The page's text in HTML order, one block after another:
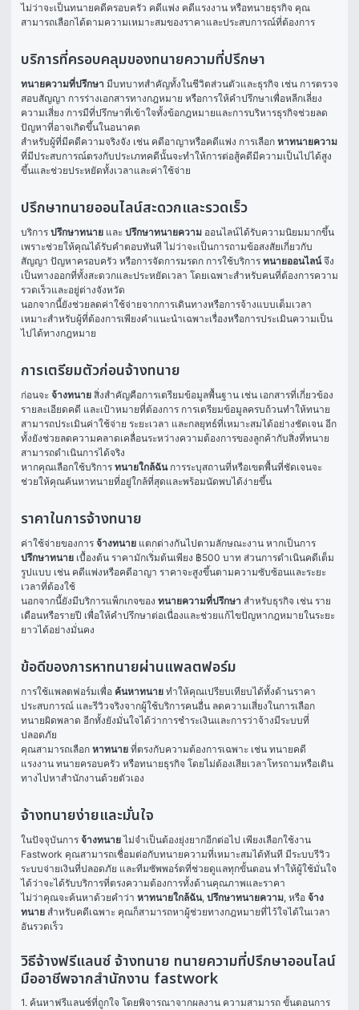
ไม่ว่าจะเป็นทนายคดีครอบครัว คดีแพ่ง คดีแรงงาน หรือทนายธุรกิจ คุณ
สามารถเลือกได้ตามความเหมาะสมของราคาและประสบการณ์ที่ต้องการ
บริการที่ครอบคลุมของทนายความที่ปรึกษา
ทนายความที่ปรึกษา มีบทบาทสำคัญทั้งในชีวิตส่วนตัวและธุรกิจ เช่น การตรวจ
สอบสัญญา การร่างเอกสารทางกฎหมาย หรือการให้คำปรึกษาเพื่อหลีกเลี่ยง
ความเสี่ยง การมีที่ปรึกษาที่เข้าใจทั้งข้อกฎหมายและการบริหารธุรกิจช่วยลด
ปัญหาที่อาจเกิดขึ้นในอนาคต
สำหรับผู้ที่มีคดีความจริงจัง เช่น คดีอาญาหรือคดีแพ่ง การเลือก หาทนายความ
ที่มีประสบการณ์ตรงกับประเภทคดีนั้นจะทำให้การต่อสู้คดีมีความเป็นไปได้สูง
ขึ้นและช่วยประหยัดทั้งเวลาและค่าใช้จ่าย
ปรึกษาทนายออนไลน์สะดวกและรวดเร็ว
บริการ ปรึกษาทนาย และ ปรึกษาทนายความ ออนไลน์ได้รับความนิยมมากขึ้น
เพราะช่วยให้คุณได้รับคำตอบทันที ไม่ว่าจะเป็นการถามข้อสงสัยเกี่ยวกับ
สัญญา ปัญหาครอบครัว หรือการจัดการมรดก การใช้บริการ ทนายออนไลน์ จึง
เป็นทางออกที่ทั้งสะดวกและประหยัดเวลา โดยเฉพาะสำหรับคนที่ต้องการความ
รวดเร็วและอยู่ต่างจังหวัด
นอกจากนี้ยังช่วยลดค่าใช้จ่ายจากการเดินทางหรือการจ้างแบบเต็มเวลา
เหมาะสำหรับผู้ที่ต้องการเพียงคำแนะนำเฉพาะเรื่องหรือการประเมินความเป็น
ไปได้ทางกฎหมาย
การเตรียมตัวก่อนจ้างทนาย
ก่อนจะ จ้างทนาย สิ่งสำคัญคือการเตรียมข้อมูลพื้นฐาน เช่น เอกสารที่เกี่ยวข้อง
รายละเอียดคดี และเป้าหมายที่ต้องการ การเตรียมข้อมูลครบถ้วนทำให้ทนาย
สามารถประเมินค่าใช้จ่าย ระยะเวลา และกลยุทธ์ที่เหมาะสมได้อย่างชัดเจน อีก
ทั้งยังช่วยลดความคลาดเคลื่อนระหว่างความต้องการของลูกค้ากับสิ่งที่ทนาย
สามารถดำเนินการได้จริง
หากคุณเลือกใช้บริการ ทนายใกล้ฉัน การระบุสถานที่หรือเขตพื้นที่ชัดเจนจะ
ช่วยให้คุณค้นหาทนายที่อยู่ใกล้ที่สุดและพร้อมนัดพบได้ง่ายขึ้น
ราคาในการจ้างทนาย
ค่าใช้จ่ายของการ จ้างทนาย
ปรึกษาทนาย เบื้องต้น ราคามักเริ่มต้นเพียง ฿500 บาท ส่วนการดำเนินคดีเต็ม
รูปแบบ เช่น คดีแพ่งหรือคดีอาญา ราคาจะสูงขึ้นตามความซับซ้อนและระยะ
เวลาที่ต้องใช้
นอกจากนี้ยังมีบริการแพ็กเกจของ ทนายความที่ปรึกษา สำหรับธุรกิจ เช่น ราย
เดือนหรือรายปี เพื่อให้คำปรึกษาต่อเนื่องและช่วยแก้ไขปัญหากฎหมายในระยะ
ยาวได้อย่างมั่นคง
ข้อดีของการหาทนายผ่านแพลตฟอร์ม
การใช้แพลตฟอร์มเพื่อ ค้นหาทนาย ทำให้คุณเปรียบเทียบได้ทั้งด้านราคา
ประสบการณ์ และรีวิวจริงจากผู้ใช้บริการคนอื่น ลดความเสี่ยงในการเลือก
ทนายผิดพลาด อีกทั้งยังมั่นใจได้ว่าการชำระเงินและการว่าจ้างมีระบบที่
ปลอดภัย
คุณสามารถเลือก หาทนาย ที่ตรงกับความต้องการเฉพาะ เช่น ทนายคดี
แรงงาน ทนายครอบครัว หรือทนายธุรกิจ โดยไม่ต้องเสียเวลาโทรถามหรือเดิน
ทางไปหาสำนักงานด้วยตัวเอง
จ้างทนายง่ายและมั่นใจ
ในปัจจุบันการ จ้างทนาย ไม่จำเป็นต้องยุ่งยากอีกต่อไป เพียงเลือกใช้งาน
Fastwork คุณสามารถเชื่อมต่อกับทนายความที่เหมาะสมได้ทันที มีระบบรีวิว
ระบบจ่ายเงินที่ปลอดภัย และทีมซัพพอร์ตที่ช่วยดูแลทุกขั้นตอน ทำให้ผู้ใช้มั่นใจ
ได้ว่าจะได้รับบริการที่ตรงความต้องการทั้งด้านคุณภาพและราคา
ไม่ว่าคุณจะค้นหาด้วยคำว่า หาทนายใกล้ฉัน, ปรึกษาทนายความ, หรือ จ้าง
ทนาย สำหรับคดีเฉพาะ คุณก็สามารถหาผู้ช่วยทางกฎหมายที่ไว้ใจได้ในเวลา
อันรวดเร็ว
วิธีจ้างฟรีแลนซ์ จ้างทนาย ทนายความที่ปรึกษาออนไลน์
มืออาชีพจากสำนักงาน fastwork
1. ค้นหาฟรีแลนซ์ที่ถูกใจ โดยพิจารณาจากผลงาน ความสามารถ ขั้นตอนการ